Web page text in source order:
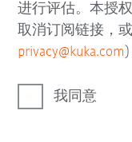
进行评估。本授
取消订阅链接，
privacy@kuka.com
我同意